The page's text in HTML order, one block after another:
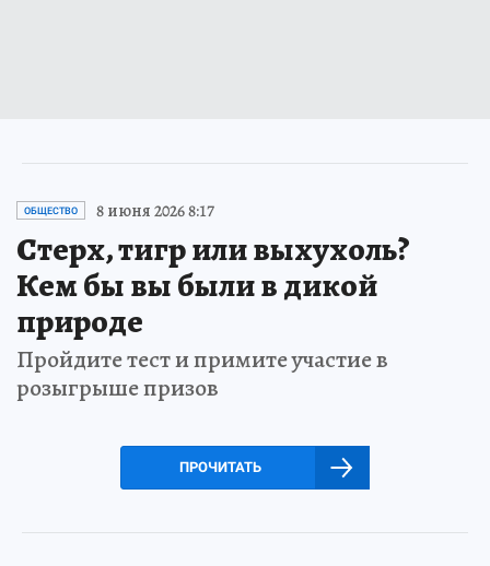
ОБЩЕСТВО 8 июня 2026 8:17
Стерх, тигр или выхухоль?
Кем бы вы были в дикой
природе
Пройдите тест и примите участие в
розыгрыше призов
ПРОЧИТАТЬ